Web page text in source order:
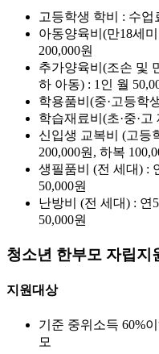
고등학생 학비 : 수
아동양육비(만18세
200,000원
추가양육비(조손 및
하 아동) : 1인 월
학용품비(중·고등학
학습재료비(초·중·고
신입생 교복비 (고등
200,000원, 하복
생필품비 (전 세대) :
50,000원
난방비 (전 세대) : 연
50,000원
청소년 한부모 자립지
지원대상
기준 중위소득 60%
모